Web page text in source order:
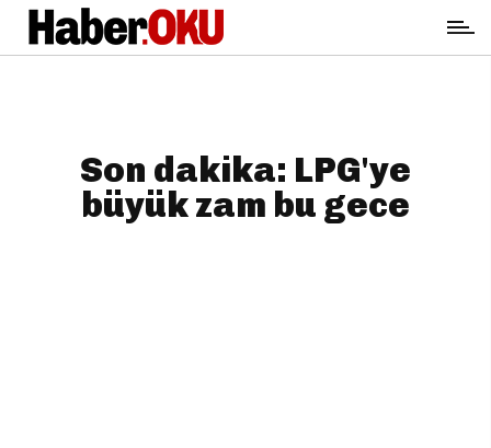
Son dakika: LPG'ye
büyük zam bu gece